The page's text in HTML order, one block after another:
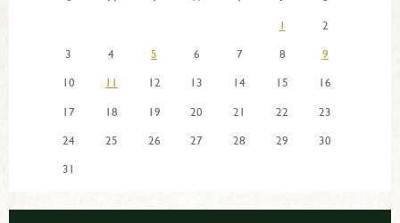
1
2
3
4 5 6 7 8
9
10
11 12 13 14 15
16
17
18 19 20 21 22
23
24
25 26 27 28 29
30
31